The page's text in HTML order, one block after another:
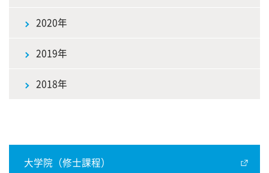
2020年
2019年
2018年
大学院（修士課程）